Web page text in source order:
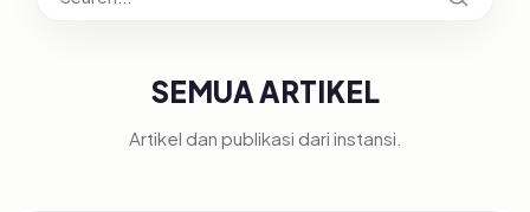
SEMUA ARTIKEL
Artikel dan publikasi dari instansi.